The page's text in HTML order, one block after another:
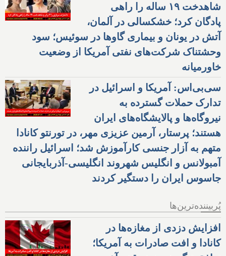
شاهدخت ۱۹ ساله را راهی
پادگان کرد؛ خشکسالی در آلمان،
آتش در یونان و بیماری گاوها در سوئیس؛ سود
وحشتناک شرکت‌های نفتی آمریکا از وضعیت
خاورمیانه
سی‌بی‌اس: آمریکا و اسرائیل در
تدارک حملات گسترده به
نیروگاه‌ها و پالایشگاه‌های ایران
هستند؛ پرستار، آرمین عزیزی مهر، در تورنتو کانادا
متهم به آزار جنسی کارآموزش شد؛ اسرائیل راننده
آمبولانس و انگلیس شهروند انگلیسی-آذربایجانی
جاسوس ایران را دستگیر کردند
پُربیننده‌ترین‌ها
افزایش دزدی از مغازه‌ها در
کانادا و افت صادرات به آمریکا؛